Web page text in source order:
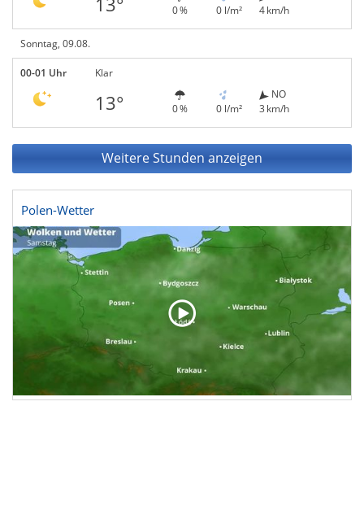
0 % 0 l/m²
4 km/h
Sonntag, 09.08.
00-01 Uhr Klar
13° 0 % 0 l/m²
NO
3 km/h
Weitere Stunden anzeigen
Polen-Wetter